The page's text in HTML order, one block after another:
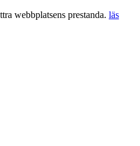
webbplatsens prestanda. läs